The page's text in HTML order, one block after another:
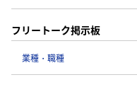
フリートーク掲示板
業種・職種